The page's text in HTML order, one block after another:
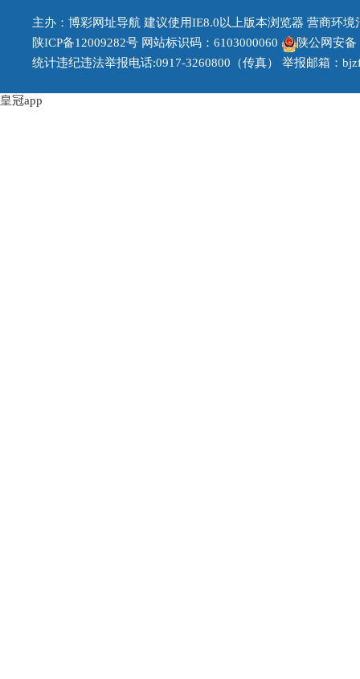
主办：博彩网址导航 建议使用IE8.0以上版本浏览器 营商环境
陕ICP备12009282号 网站标识码：6103000060
陕公网安备
统计违纪违法举报电话:0917-3260800（传真） 举报邮箱：
皇冠app